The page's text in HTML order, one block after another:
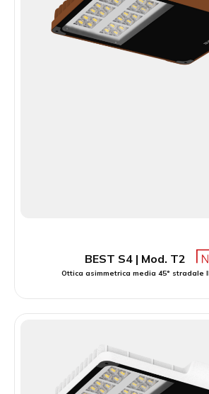
BEST S4 | Mod. T2
Ottica asimmetrica media 45° stradale